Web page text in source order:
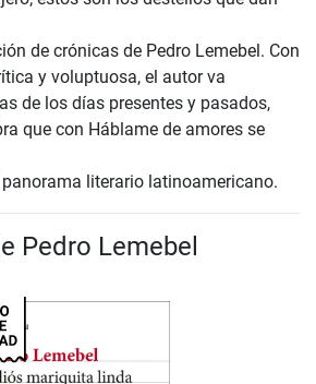
de crónicas de Pedro Lemebel. Con
y voluptuosa, el autor va
de los días presentes y pasados,
que con Háblame de amores se
literario latinoamericano.
Pedro Lemebel